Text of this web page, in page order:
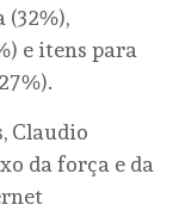
(32%),
e itens para
Claudio
da força e da